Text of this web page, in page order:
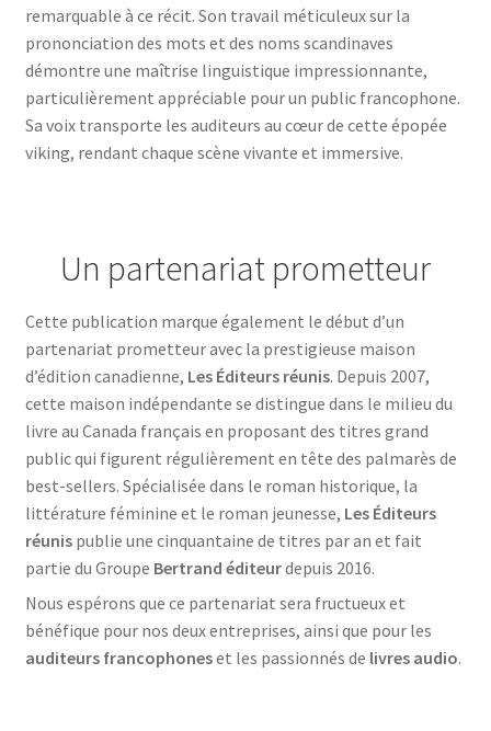
remarquable à ce récit. Son travail méticuleux sur la
prononciation des mots et des noms scandinaves
démontre une maîtrise linguistique impressionnante,
particulièrement appréciable pour un public francophone.
Sa voix transporte les auditeurs au cœur de cette épopée
viking, rendant chaque scène vivante et immersive.
Un partenariat prometteur
Cette publication marque également le début d’un
partenariat prometteur avec la prestigieuse maison
d’édition canadienne, Les Éditeurs réunis. Depuis 2007,
cette maison indépendante se distingue dans le milieu du
livre au Canada français en proposant des titres grand
public qui figurent régulièrement en tête des palmarès de
best-sellers. Spécialisée dans le roman historique, la
littérature féminine et le roman jeunesse, Les Éditeurs
réunispublie une cinquantaine de titres par an et fait
partie du Groupe Bertrand éditeurdepuis 2016.
Nous espérons que ce partenariat sera fructueux et
bénéfique pour nos deux entreprises, ainsi que pour les
auditeurs francophoneset les passionnés de livres audio.